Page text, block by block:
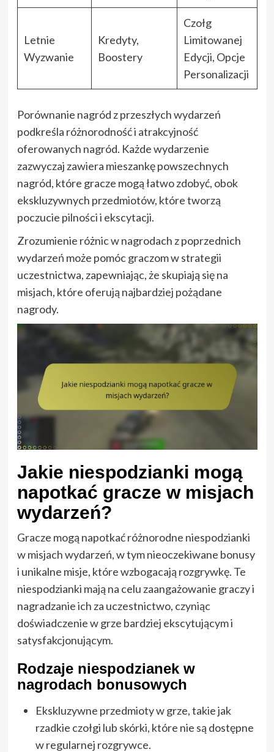
Letnie
Wyzwanie
Kredyty,
Boostery
Czołg
Limitowanej
Edycji, Opcje
Personalizacji
Porównanie nagród z przeszłych wydarzeń
podkreśla różnorodność i atrakcyjność
oferowanych nagród. Każde wydarzenie
zazwyczaj zawiera mieszankę powszechnych
nagród, które gracze mogą łatwo zdobyć, obok
ekskluzywnych przedmiotów, które tworzą
poczucie pilności i ekscytacji.
Zrozumienie różnic w nagrodach z poprzednich
wydarzeń może pomóc graczom w strategii
uczestnictwa, zapewniając, że skupiają się na
misjach, które oferują najbardziej pożądane
nagrody.
Jakie niespodzianki mogą
napotkać gracze w misjach
wydarzeń?
Gracze mogą napotkać różnorodne niespodzianki
w misjach wydarzeń, w tym nieoczekiwane bonusy
i unikalne misje, które wzbogacają rozgrywkę. Te
niespodzianki mają na celu zaangażowanie graczy i
nagradzanie ich za uczestnictwo, czyniąc
doświadczenie w grze bardziej ekscytującym i
satysfakcjonującym.
Rodzaje niespodzianek w
nagrodach bonusowych
Ekskluzywne przedmioty w grze, takie jak
rzadkie czołgi lub skórki, które nie są dostępne
w regularnej rozgrywce.